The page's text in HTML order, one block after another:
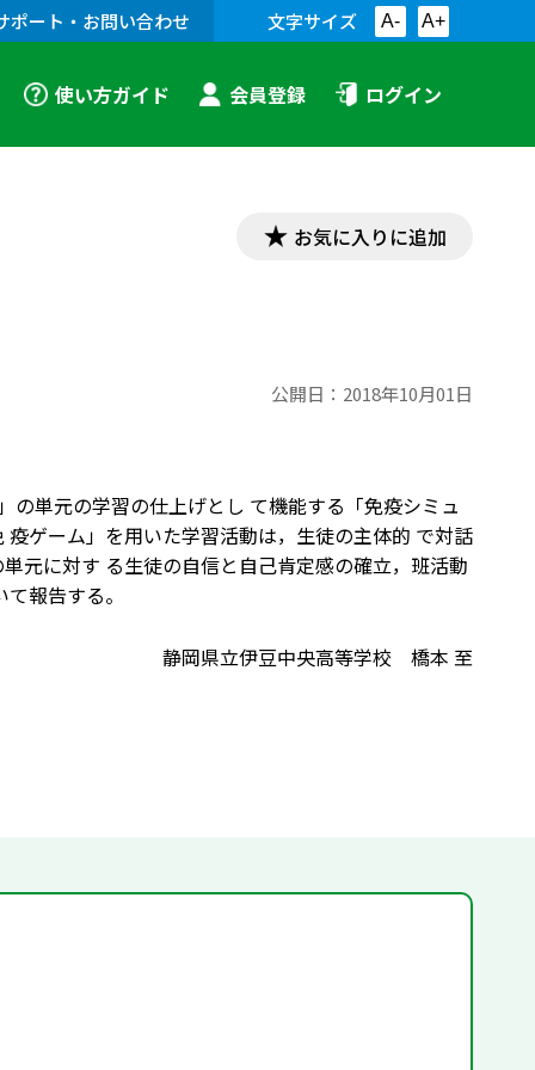
ポート・お問い合わせ 文字サイズ A- A+
使い方ガイド 会員登録 ログイン
お気に入りに追加
公開日： 2018年10月01日
単元の学習の仕上げとし て機能する「免疫シミュ
ゲーム」を用いた学習活動は，生徒の主体的 で対話
元に対す る生徒の自信と自己肯定感の確立，班活動
報告する。
静岡県立伊豆中央高等学校 橋本 至